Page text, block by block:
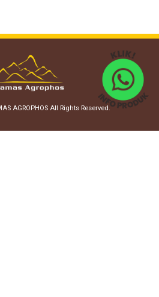
AGROPHOS All Rights Reserved.